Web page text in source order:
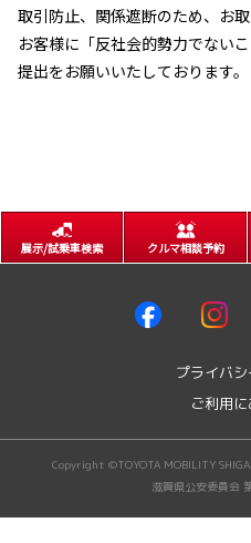
取引防止、関係遮断のため、お取
お客様に「反社会的勢力でない
提出をお願いいたしております。
展示/試乗車検索 クルマ相談予約
プライバ
ご利用
Copyright ©TOYOTA MOBILITY
滋賀県公安委員会